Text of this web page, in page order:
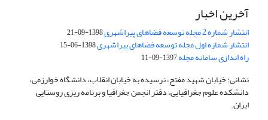
آخرین اخبار
انتشار شماره 2 مجله توسعه فضاهای پیراشهری 1398-09-21
انتشار شماره اول مجله توسعه فضاهای پیراشهری1398-06-15
راه اندازی سامانه مجله1397-09-11
نشانی: خیابان شهید مفتح، نرسیده به خیابان انقلاب، دانشگاه خوارزمی،
دانشکده علوم جغرافیایی، دفتر انجمن جغرافیا و برنامه ریزی روستایی
ایران.